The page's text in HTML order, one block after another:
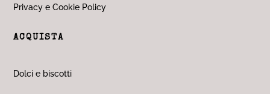
Privacy e Cookie Policy
ACQUISTA
Dolci e biscotti